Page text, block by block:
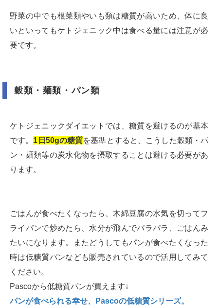
野菜の中でも根菜類やいも類は糖質が高いため、体に良
いといってもケトジェニック中は食べる量には注意が必
要です。
穀類・麺類・パン類
ケトジェニックダイエットでは、糖質を避けるのが基本
です。 1日50gの糖質を基準とすると、こうした穀類・パ
ン・麺類等の炭水化物を摂取することは避ける必要があ
ります。
ごはんが食べたくなったら、木綿豆腐の水気を切ってフ
ライパンで炒めたら、水分が飛んでパラパラ、ごはんみ
たいになります。またどうしてもパンが食べたくなった
時は低糖質パンなども販売されているので活用してみて
ください。
Pascoから低糖質パンが買えます↓
パンが食べられる幸せ、Pascoの低糖質シリーズ。